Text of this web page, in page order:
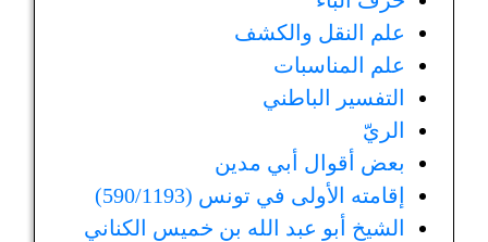
علم النقل والكشف
علم المناسبات
التفسير الباطني
الريّ
بعض أقوال أبي مدين
إقامته الأولى في تونس (590/1193)
الشيخ أبو عبد الله بن خميس الكناني